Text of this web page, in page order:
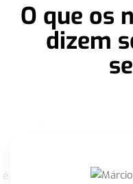
O que os
dizem